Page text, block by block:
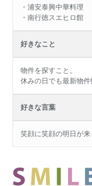
・浦安泰興中華料理
・南行徳スエヒロ館
好きなこと
物件を探すこと。
休みの日でも最新物件
好きな言葉
笑顔に笑顔の明日が来